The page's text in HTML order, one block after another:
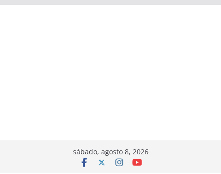
sábado, agosto 8, 2026